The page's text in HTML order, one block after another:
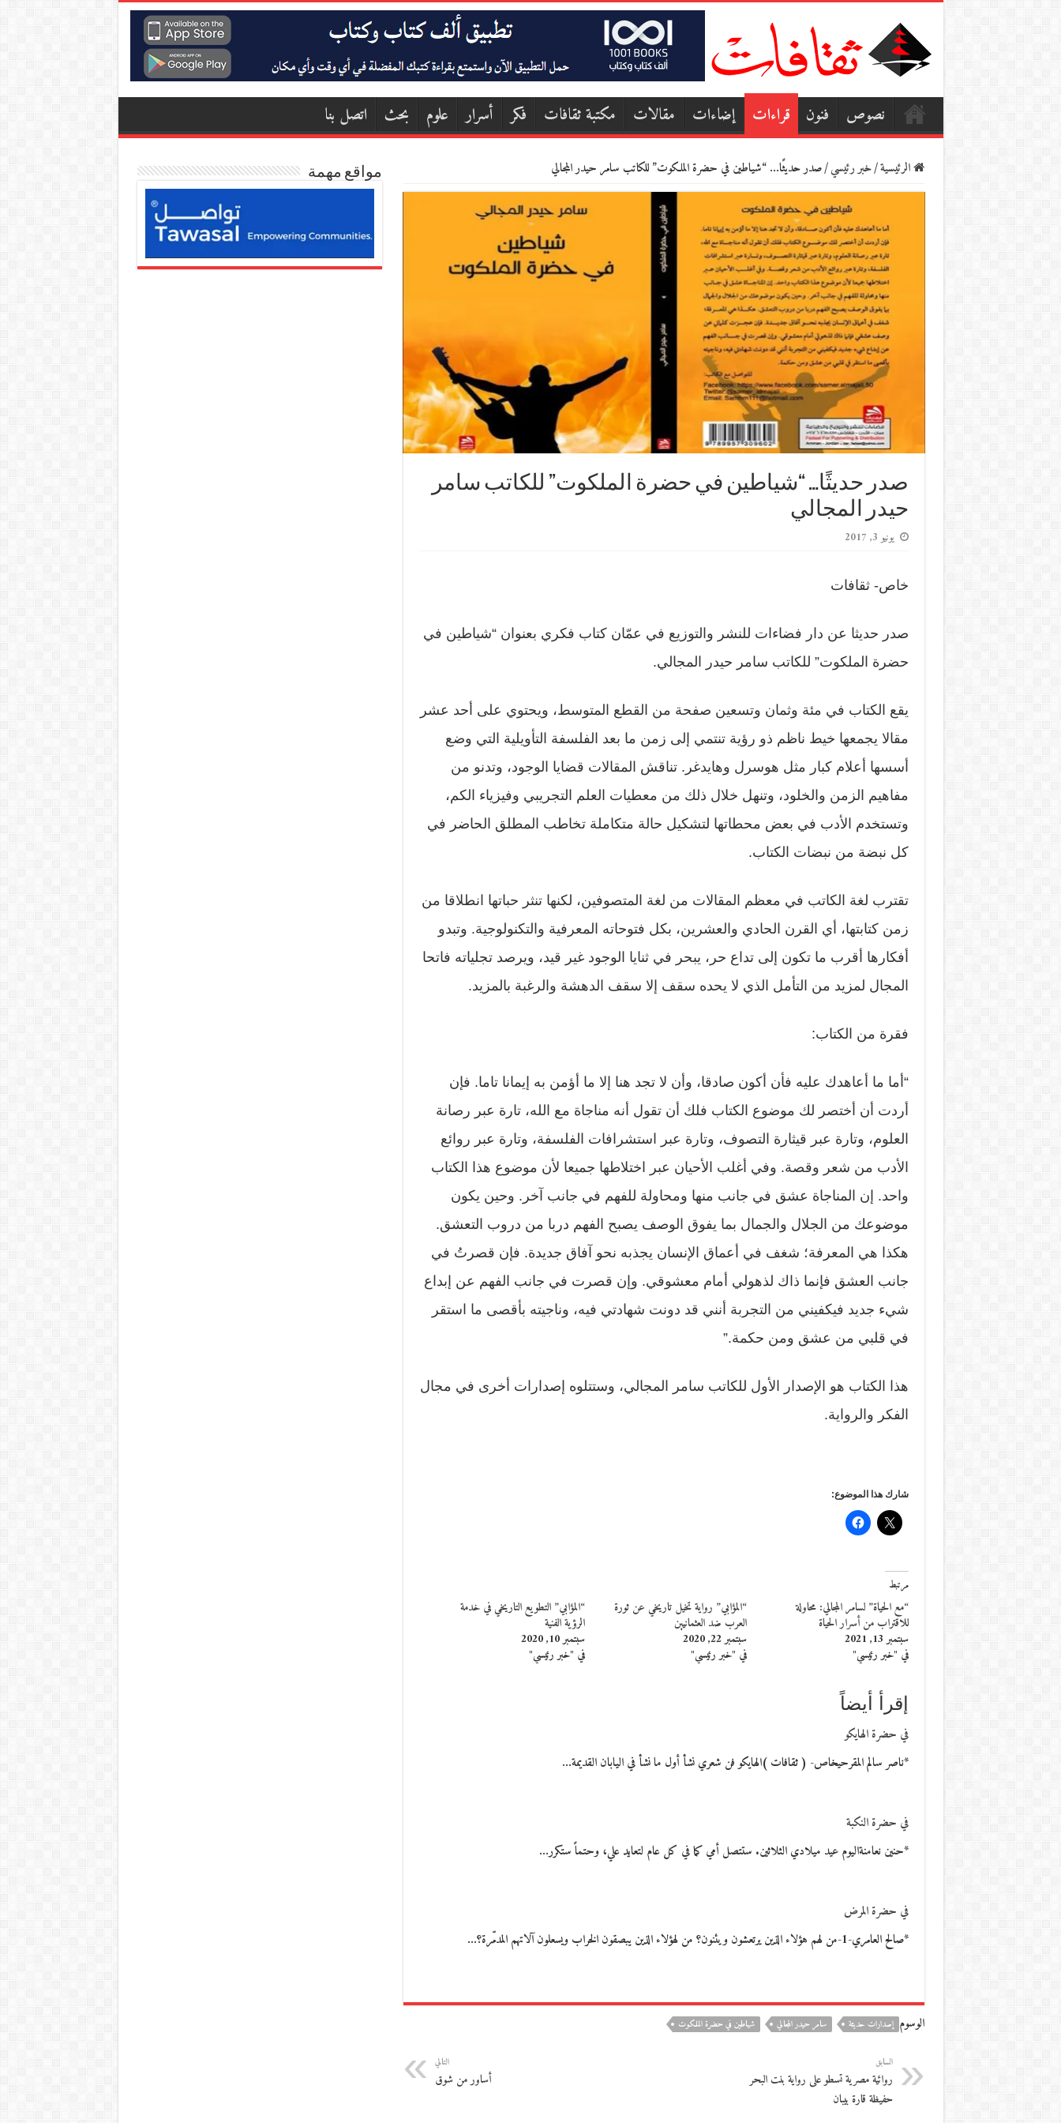
نصوص فنون قراءات إضاءات مقالات مكتبة ثقافات فكر أسرار علوم بحث اتصل بنا
الرئيسية/خبر رئيسي/صدر حديثًا… “شياطين في حضرة الملكوت” للكاتب سامر حيدر المجالي
صدر حديثًا… “شياطين في حضرة الملكوت” للكاتب سامر
حيدر المجالي
يونيو 3, 2017
خاص- ثقافات
صدر حديثا عن دار فضاءات للنشر والتوزيع في عمّان كتاب فكري بعنوان “شياطين في
حضرة الملكوت” للكاتب سامر حيدر المجالي.
يقع الكتاب في مئة وثمان وتسعين صفحة من القطع المتوسط، ويحتوي على أحد عشر
مقالا يجمعها خيط ناظم ذو رؤية تنتمي إلى زمن ما بعد الفلسفة التأويلية التي وضع
أسسها أعلام كبار مثل هوسرل وهايدغر. تناقش المقالات قضايا الوجود، وتدنو من
مفاهيم الزمن والخلود، وتنهل خلال ذلك من معطيات العلم التجريبي وفيزياء الكم،
وتستخدم الأدب في بعض محطاتها لتشكيل حالة متكاملة تخاطب المطلق الحاضر في
كل نبضة من نبضات الكتاب.
تقترب لغة الكاتب في معظم المقالات من لغة المتصوفين، لكنها تنثر حباتها انطلاقا من
زمن كتابتها، أي القرن الحادي والعشرين، بكل فتوحاته المعرفية والتكنولوجية. وتبدو
أفكارها أقرب ما تكون إلى تداع حر، يبحر في ثنايا الوجود غير قيد، ويرصد تجلياته فاتحا
المجال لمزيد من التأمل الذي لا يحده سقف إلا سقف الدهشة والرغبة بالمزيد.
فقرة من الكتاب:
“أما ما أعاهدك عليه فأن أكون صادقا، وأن لا تجد هنا إلا ما أؤمن به إيمانا تاما. فإن
أردت أن أختصر لك موضوع الكتاب فلك أن تقول أنه مناجاة مع الله، تارة عبر رصانة
العلوم، وتارة عبر قيثارة التصوف، وتارة عبر استشرافات الفلسفة، وتارة عبر روائع
الأدب من شعر وقصة. وفي أغلب الأحيان عبر اختلاطها جميعا لأن موضوع هذا الكتاب
واحد. إن المناجاة عشق في جانب منها ومحاولة للفهم في جانب آخر. وحين يكون
موضوعك من الجلال والجمال بما يفوق الوصف يصبح الفهم دربا من دروب التعشق.
هكذا هي المعرفة؛ شغف في أعماق الإنسان يجذبه نحو آفاق جديدة. فإن قصرتُ في
جانب العشق فإنما ذاك لذهولي أمام معشوقي. وإن قصرت في جانب الفهم عن إبداع
شيء جديد فيكفيني من التجربة أنني قد دونت شهادتي فيه، وناجيته بأقصى ما استقر
في قلبي من عشق ومن حكمة.”
هذا الكتاب هو الإصدار الأول للكاتب سامر المجالي، وستتلوه إصدارات أخرى في مجال
الفكر والرواية.
شارك هذا الموضوع:
مرتبط
“مع الحياة” لسامر المجالي: محاولة
للاقتراب من أسرار الحياة
سبتمبر 13, 2021
في "خبر رئيسي"
“المؤابي” رواية تخيل تاريخي عن ثورة
العرب ضد العثمانيين
سبتمبر 22, 2020
في "خبر رئيسي"
“المؤابي” التطويع التاريخي في خدمة
الرؤية الفنية
سبتمبر 10, 2020
في "خبر رئيسي"
إقرأ أيضاً
في حضرة الهايكو
*ناصر سالم المقرحيخاص- ( ثقافات )الهايكو فن شعري نشأ أول ما نشأ في اليابان القديمة…
في حضرة النكبة
*حنين نعامنةاليوم عيد ميلادي الثلاثين. ستتصل أمي كما في كل عام لتعايد علي، وحتماً ستكرر…
في حضرة المرض
*صالح العامري-1-من لهم هؤلاء الذين يرتعشون ويئنون؟ من لهؤلاء الذين يبصقون الخراب ويسعلون آلاتهم المدمّرة؟…
الوسوم إصدارات حديثة سامر حيدر المجالي شياطين في حضرة الملكوت
السابق
روائية مصرية تسطو على رواية بنت البحر
حفيظة قارة بيبان
التالي
أساور من شوق
مواقع مهمة